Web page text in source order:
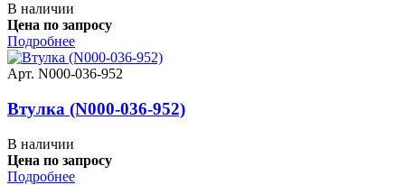
В наличии
Цена по запросу
Подробнее
Арт. N000-036-952
Втулка (N000-036-952)
В наличии
Цена по запросу
Подробнее